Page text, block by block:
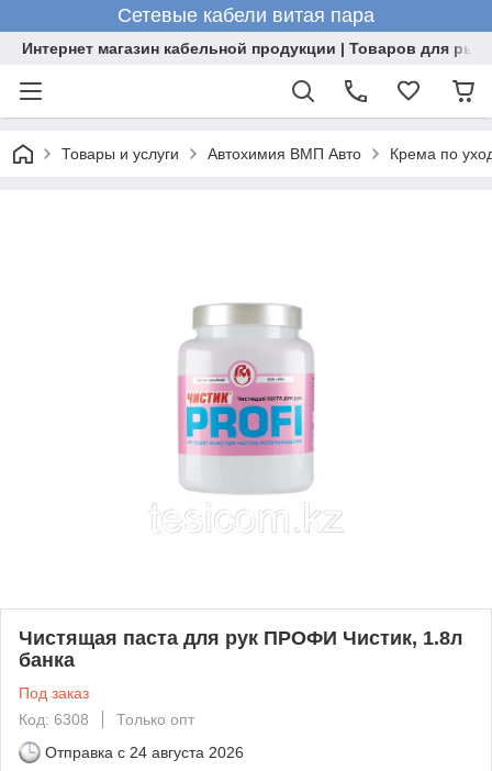
Сетевые кабели витая пара
Интернет магазин кабельной продукции | Товаров для
Товары и услуги Автохимия ВМП Авто Крема по
Чистящая паста для рук ПРОФИ Чистик, 1.8л
банка
Под заказ
Код: 6308
Только опт
Отправка с 24 августа 2026